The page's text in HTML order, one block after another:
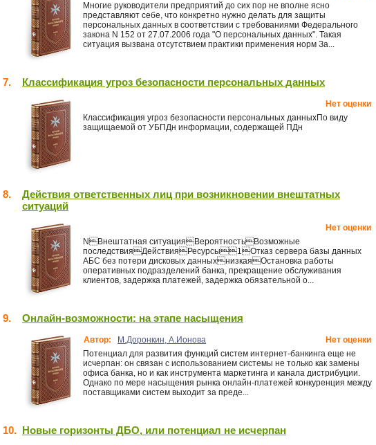
Многие руководители предприятий до сих пор не вполне ясно
представляют себе, что конкретно нужно делать для защиты
персональных данных в соответствии с требованиями Федерального
закона N 152 от 27.07.2006 года "О персональных данных". Такая
ситуация вызвана отсутствием практики применения норм За...
7. Классификация угроз безопасности персональных данных
Нет оценки
Классификация угроз безопасности персональных данныхПо виду
защищаемой от УБПДн информации, содержащей ПДн
8.
Действия ответственных лиц при возникновении внештатных
ситуаций
Нет оценки
NВнештатная ситуацияВероятностьВозможные
последствияДействияРесурсы1Отказ сервера базы данных
АБС без потери дисковых данныхнизкаяОстановка работы
оперативных подразделений банка, прекращение обслуживания
клиентов, задержка платежей, задержка обязательной о...
9. Онлайн-возможности: на этапе насыщения
Автор: М.Доронкин, А.Ионова
Нет оценки
Потенциал для развития функций систем интернет-банкинга еще не
исчерпан: он связан с использованием системы не только как замены
офиса банка, но и как инструмента маркетинга и канала дистрибуции.
Однако по мере насыщения рынка онлайн-платежей конкуренция между
поставщиками систем выходит за преде...
10. Новые горизонты ДБО, или потенциал не исчерпан